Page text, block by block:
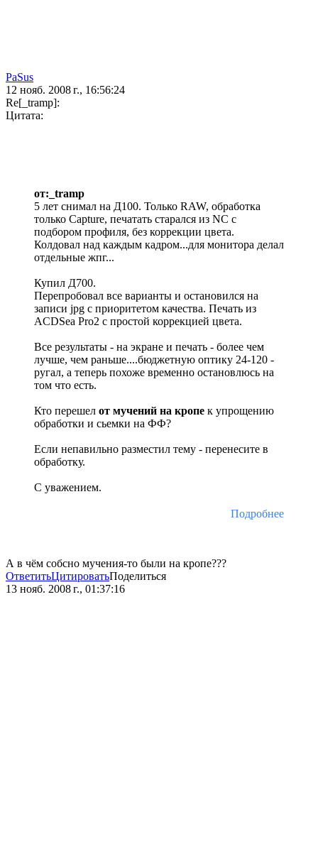
PaSus
12 нояб. 2008 г., 16:56:24
Re[_tramp]:
Цитата:
от:_tramp
5 лет снимал на Д100. Только RAW, обработка
только Capture, печатать старался из NC с
подбором профиля, без коррекции цвета.
Колдовал над каждым кадром...для монитора делал
отдельные жпг...
Купил Д700.
Перепробовал все варианты и остановился на
записи jpg с приоритетом качества. Печать из
ACDSea Pro2 с простой коррекцией цвета.
Все результаты - на экране и печать - более чем
лучше, чем раньше....бюджетную оптику 24-120 -
ругал, а теперь похоже временно остановлюсь на
том что есть.
Кто перешел от мучений на кропе к упрощению
обработки и сьемки на ФФ?
Если непавильно разместил тему - перенесите в
обработку.
С уважением.
Подробнее
А в чём собсно мучения-то были на кропе???
ОтветитьЦитироватьПоделиться
13 нояб. 2008 г., 01:37:16